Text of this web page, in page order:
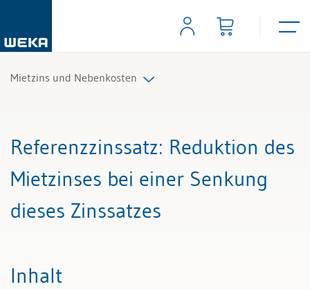
Mietzins und Nebenkosten
Alle Fachexperten
Referenzzinssatz: Reduktion des
Mietzinses bei einer Senkung
dieses Zinssatzes
Inhalt